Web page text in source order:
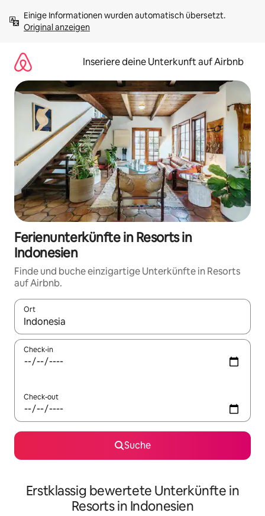
Inhalten
springenOriginal anzeigen
Inseriere deine Unterkunft auf Airbnb
Ferienunterkünfte in Resorts in
Indonesien
Finde und buche einzigartige Unterkünfte in Resorts
auf Airbnb.
Ort
Wenn Ergebnisse verfügbar sind, navigiere mit den
Check-in
Check-out
Suche
Erstklassig bewertete Unterkünfte in
Resorts in Indonesien